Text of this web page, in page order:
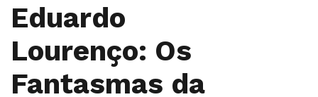
Eduardo
Lourenço: Os
Fantasmas da